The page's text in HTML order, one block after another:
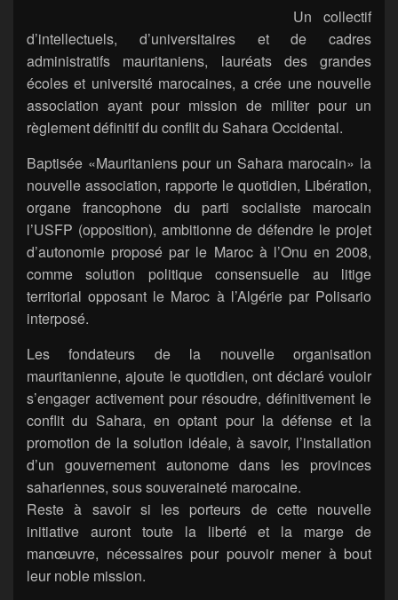
Un collectif
d’intellectuels, d’universitaires et de cadres
administratifs mauritaniens, lauréats des grandes
écoles et université marocaines, a crée une nouvelle
association ayant pour mission de militer pour un
règlement définitif du conflit du Sahara Occidental.
Baptisée «Mauritaniens pour un Sahara marocain» la
nouvelle association, rapporte le quotidien, Libération,
organe francophone du parti socialiste marocain
l’USFP (opposition), ambitionne de défendre le projet
d’autonomie proposé par le Maroc à l’Onu en 2008,
comme solution politique consensuelle au litige
territorial opposant le Maroc à l’Algérie par Polisario
interposé.
Les fondateurs de la nouvelle organisation
mauritanienne, ajoute le quotidien, ont déclaré vouloir
s’engager activement pour résoudre, définitivement le
conflit du Sahara, en optant pour la défense et la
promotion de la solution idéale, à savoir, l’installation
d’un gouvernement autonome dans les provinces
sahariennes, sous souveraineté marocaine.
Reste à savoir si les porteurs de cette nouvelle
initiative auront toute la liberté et la marge de
manœuvre, nécessaires pour pouvoir mener à bout
leur noble mission.